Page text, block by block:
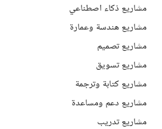
مشاريع ذكاء اصطناعي
مشاريع هندسة وعمارة
مشاريع تصميم
مشاريع تسويق
مشاريع كتابة وترجمة
مشاريع دعم ومساعدة
مشاريع تدريب